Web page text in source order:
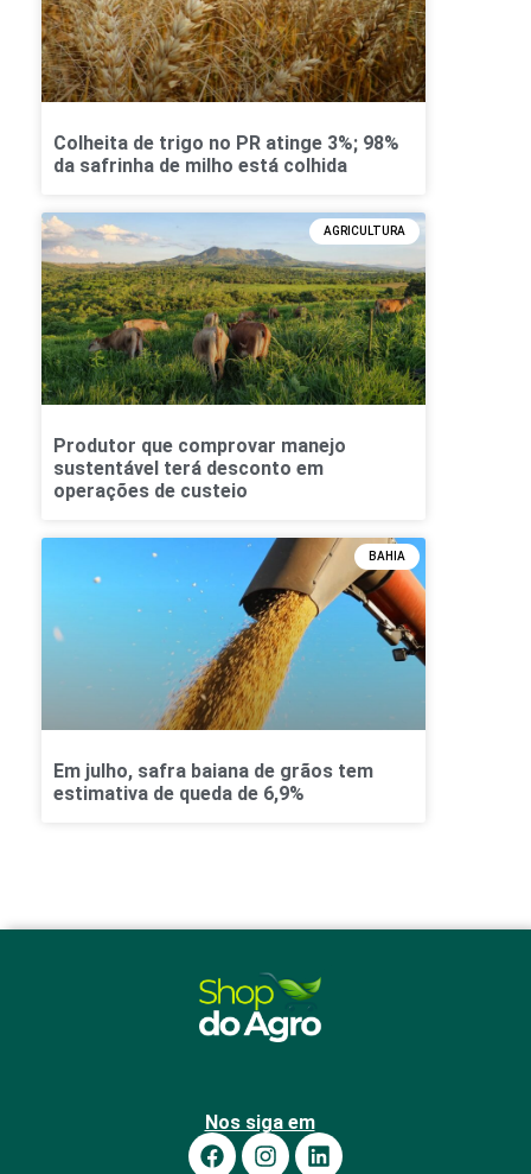
Colheita de trigo no PR atinge 3%; 98%
da safrinha de milho está colhida
AGRICULTURA
Produtor que comprovar manejo
sustentável terá desconto em
operações de custeio
BAHIA
Em julho, safra baiana de grãos tem
estimativa de queda de 6,9%
Nos siga em